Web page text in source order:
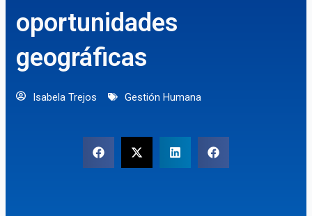
oportunidades
geográficas
Isabela Trejos Gestión Humana